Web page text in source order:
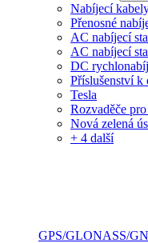
Nabíjecí
Přenosné
AC nabíjecí
AC nabíjecí
DC
Příslušenství k
Tesla
Rozvaděče
Nová zelená
+ 4 další
GPS/GLONASS/